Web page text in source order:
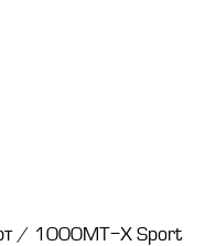
/ 1000MT-X Sport